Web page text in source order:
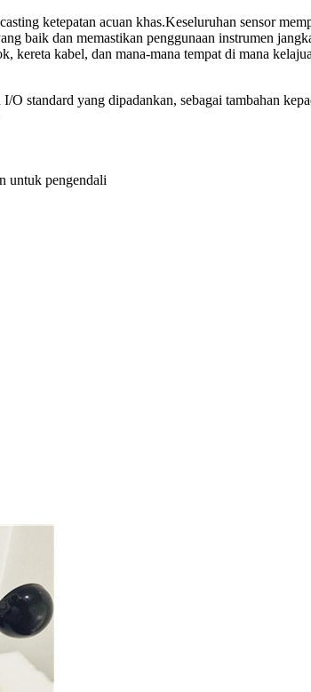
ketepatan acuan khas.Keseluruhan sensor
baik dan memastikan penggunaan instrumen
kereta kabel, dan mana-mana tempat di mana
standard yang dipadankan, sebagai tambahan
untuk pengendali